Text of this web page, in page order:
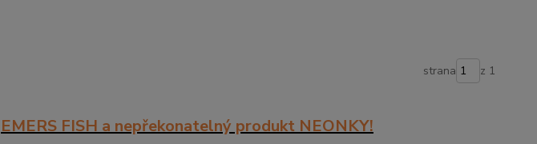
strana z 1
EMERS FISH a nepřekonatelný produkt NEONKY!